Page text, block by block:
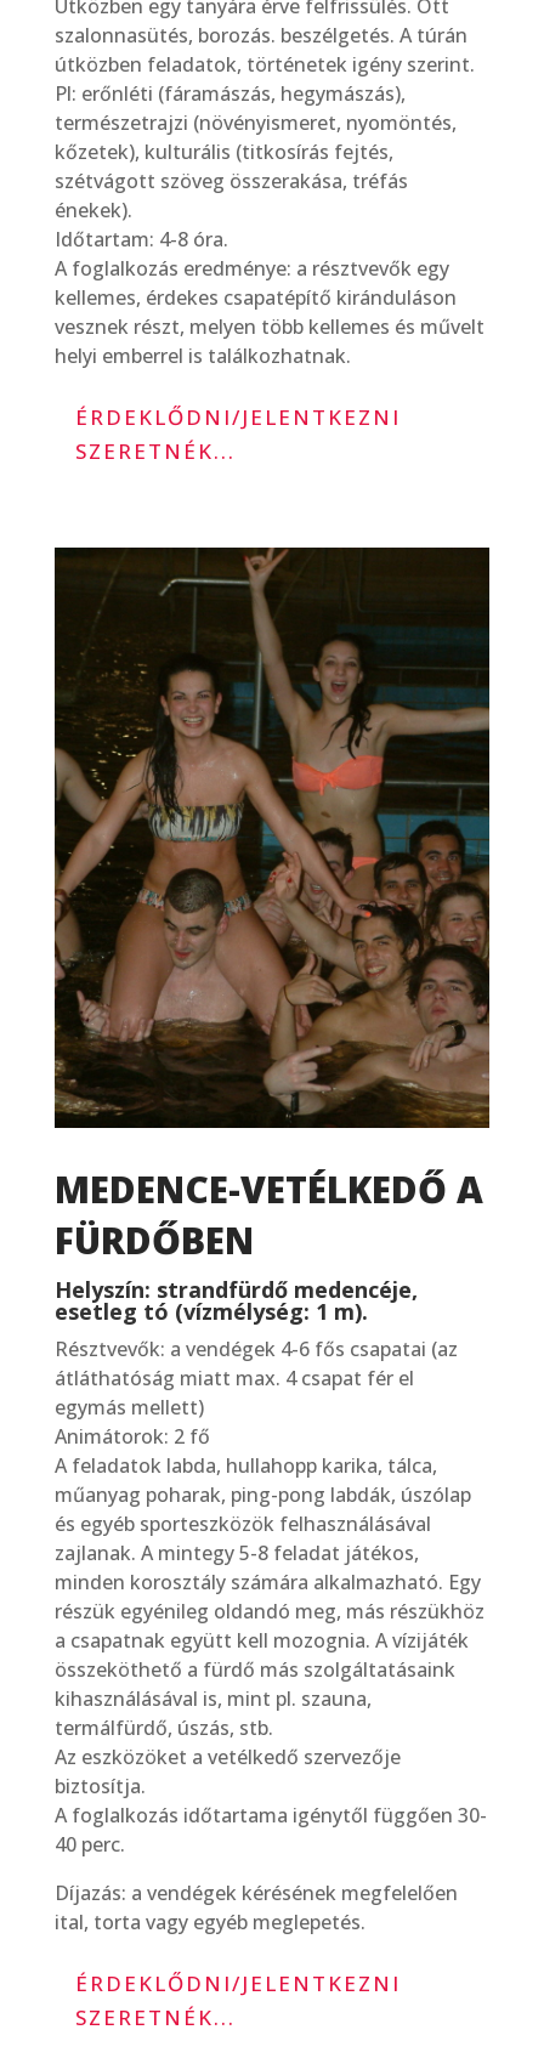
Útközben egy tanyára érve felfrissülés. Ott
szalonnasütés, borozás. beszélgetés. A túrán
útközben feladatok, történetek igény szerint.
Pl: erőnléti (fáramászás, hegymászás),
természetrajzi (növényismeret, nyomöntés,
kőzetek), kulturális (titkosírás fejtés,
szétvágott szöveg összerakása, tréfás
énekek).
Időtartam: 4-8 óra.
A foglalkozás eredménye: a résztvevők egy
kellemes, érdekes csapatépítő kiránduláson
vesznek részt, melyen több kellemes és művelt
helyi emberrel is találkozhatnak.
ÉRDEKLŐDNI/JELENTKEZNI
SZERETNÉK...
MEDENCE-VETÉLKEDŐ A
FÜRDŐBEN
Helyszín: strandfürdő medencéje,
esetleg tó (vízmélység: 1 m).
Résztvevők: a vendégek 4-6 fős csapatai (az
átláthatóság miatt max. 4 csapat fér el
egymás mellett)
Animátorok: 2 fő
A feladatok labda, hullahopp karika, tálca,
műanyag poharak, ping-pong labdák, úszólap
és egyéb sporteszközök felhasználásával
zajlanak. A mintegy 5-8 feladat játékos,
minden korosztály számára alkalmazható. Egy
részük egyénileg oldandó meg, más részükhöz
a csapatnak együtt kell mozognia. A vízijáték
összeköthető a fürdő más szolgáltatásaink
kihasználásával is, mint pl. szauna,
termálfürdő, úszás, stb.
Az eszközöket a vetélkedő szervezője
biztosítja.
A foglalkozás időtartama igénytől függően 30-
40 perc.
Díjazás: a vendégek kérésének megfelelően
ital, torta vagy egyéb meglepetés.
ÉRDEKLŐDNI/JELENTKEZNI
SZERETNÉK...